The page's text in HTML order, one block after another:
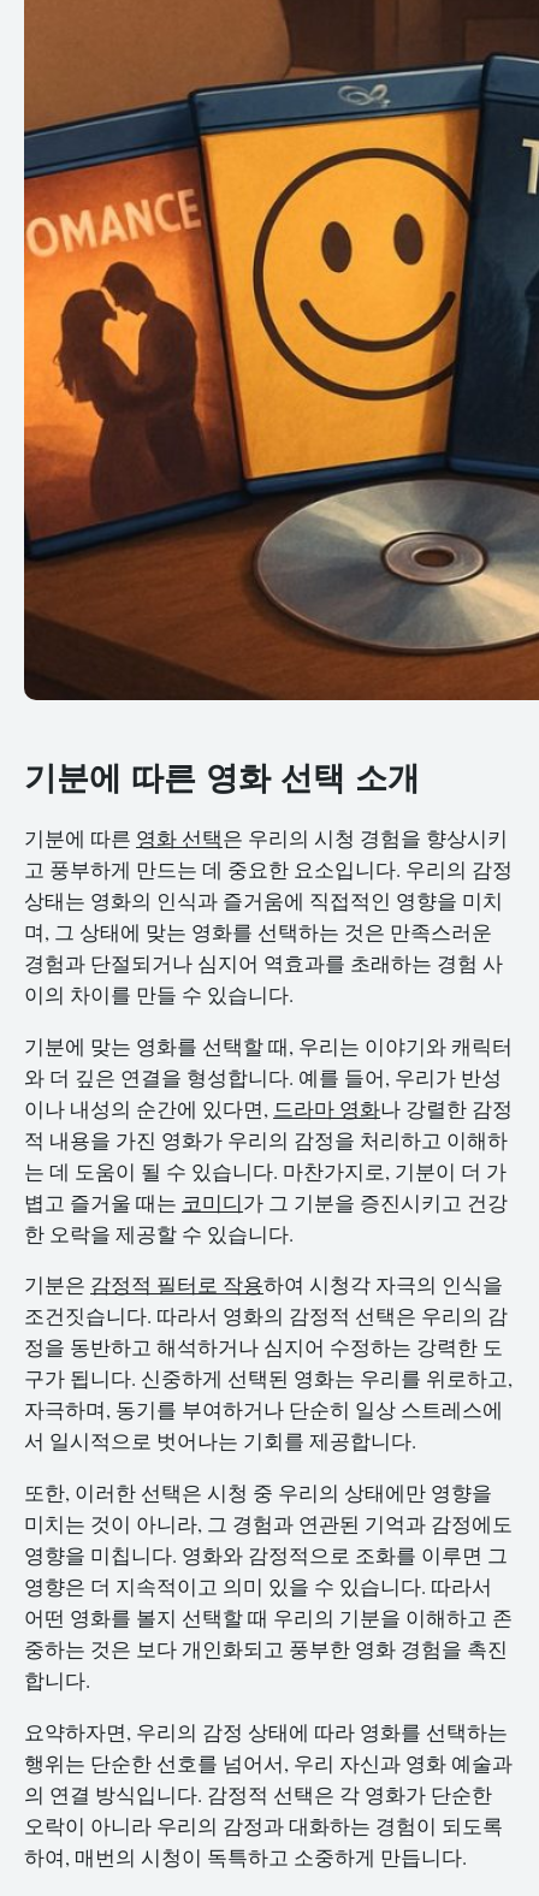
기분에 따른 영화 선택 소개
기분에 따른 영화 선택은 우리의 시청 경험을 향상시키
고 풍부하게 만드는 데 중요한 요소입니다. 우리의 감정
상태는 영화의 인식과 즐거움에 직접적인 영향을 미치
며, 그 상태에 맞는 영화를 선택하는 것은 만족스러운
경험과 단절되거나 심지어 역효과를 초래하는 경험 사
이의 차이를 만들 수 있습니다.
기분에 맞는 영화를 선택할 때, 우리는 이야기와 캐릭터
와 더 깊은 연결을 형성합니다. 예를 들어, 우리가 반성
이나 내성의 순간에 있다면, 드라마 영화나 강렬한 감정
적 내용을 가진 영화가 우리의 감정을 처리하고 이해하
는 데 도움이 될 수 있습니다. 마찬가지로, 기분이 더 가
볍고 즐거울 때는 코미디가 그 기분을 증진시키고 건강
한 오락을 제공할 수 있습니다.
기분은 감정적 필터로 작용하여 시청각 자극의 인식을
조건짓습니다. 따라서 영화의 감정적 선택은 우리의 감
정을 동반하고 해석하거나 심지어 수정하는 강력한 도
구가 됩니다. 신중하게 선택된 영화는 우리를 위로하고,
자극하며, 동기를 부여하거나 단순히 일상 스트레스에
서 일시적으로 벗어나는 기회를 제공합니다.
또한, 이러한 선택은 시청 중 우리의 상태에만 영향을
미치는 것이 아니라, 그 경험과 연관된 기억과 감정에도
영향을 미칩니다. 영화와 감정적으로 조화를 이루면 그
영향은 더 지속적이고 의미 있을 수 있습니다. 따라서
어떤 영화를 볼지 선택할 때 우리의 기분을 이해하고 존
중하는 것은 보다 개인화되고 풍부한 영화 경험을 촉진
합니다.
요약하자면, 우리의 감정 상태에 따라 영화를 선택하는
행위는 단순한 선호를 넘어서, 우리 자신과 영화 예술과
의 연결 방식입니다. 감정적 선택은 각 영화가 단순한
오락이 아니라 우리의 감정과 대화하는 경험이 되도록
하여, 매번의 시청이 독특하고 소중하게 만듭니다.